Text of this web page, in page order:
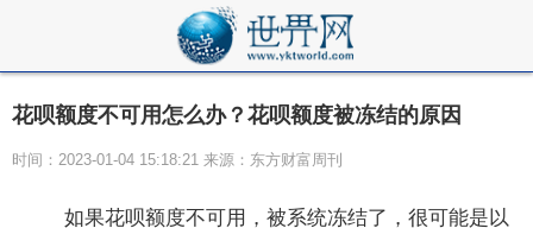
花呗额度不可用怎么办？花呗额度被冻结的原因
时间：2023-01-04 15:18:21 来源：东方财富周刊
如果花呗额度不可用，被系统冻结了，很可能是以